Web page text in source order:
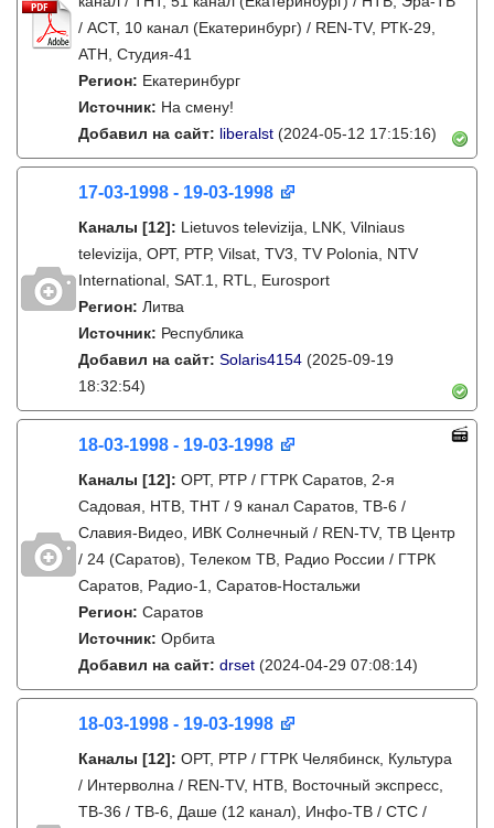
/ АСТ, 10 канал (Екатеринбург) / REN-TV, РТК-29,
АТН, Студия-41
Регион: Екатеринбург
Источник: На смену!
Добавил на сайт: liberalst (2024-05-12 17:15:16)
17-03-1998 - 19-03-1998
Каналы [12]: Lietuvos televizija, LNK, Vilniaus
televizija, ОРТ, РТР, Vilsat, TV3, TV Polonia, NTV
International, SAT.1, RTL, Eurosport
Регион: Литва
Источник: Республика
Добавил на сайт: Solaris4154 (2025-09-19
18:32:54)
18-03-1998 - 19-03-1998
Каналы [12]: ОРТ, РТР / ГТРК Саратов, 2-я
Садовая, НТВ, ТНТ / 9 канал Саратов, ТВ-6 /
Славия-Видео, ИВК Солнечный / REN-TV, ТВ Центр
/ 24 (Саратов), Телеком ТВ, Радио России / ГТРК
Саратов, Радио-1, Саратов-Ностальжи
Регион: Саратов
Источник: Орбита
Добавил на сайт: drset (2024-04-29 07:08:14)
18-03-1998 - 19-03-1998
Каналы [12]: ОРТ, РТР / ГТРК Челябинск, Культура
/ Интерволна / REN-TV, НТВ, Восточный экспресс,
ТВ-36 / ТВ-6, Даше (12 канал), Инфо-ТВ / СТС /